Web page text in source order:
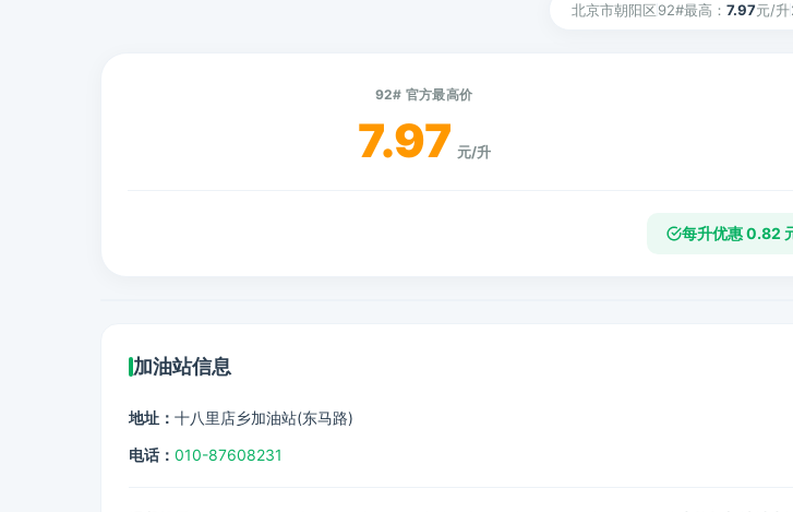
北京市朝阳区92#最高： 7.97元/升
92# 官方最高价
7.97 元/升
每升优惠 0.82
加油站信息
地址： 十八里店乡加油站(东马路)
电话： 010-87608231